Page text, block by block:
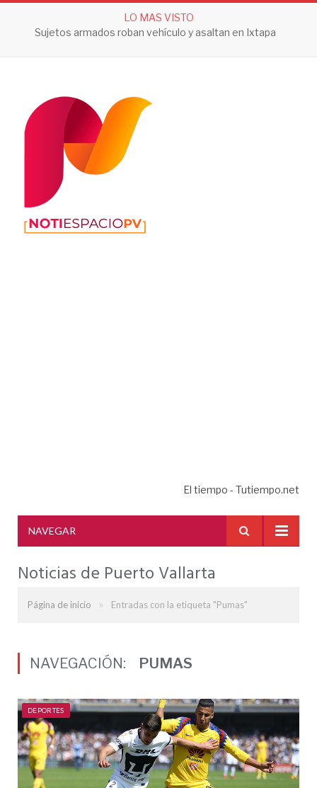
LO MAS VISTO
Sujetos armados roban vehículo y asaltan en Ixtapa
El tiempo - Tutiempo.net
NAVEGAR
Noticias de Puerto Vallarta
Página de inicio » Entradas con la etiqueta "Pumas"
NAVEGACIÓN: PUMAS
DEPORTES